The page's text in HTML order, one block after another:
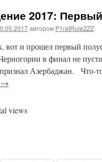
2017:
автором P1ratRuleZZZ
вот и прошел первый
в финал не
Азербаджан. Что-
→
views